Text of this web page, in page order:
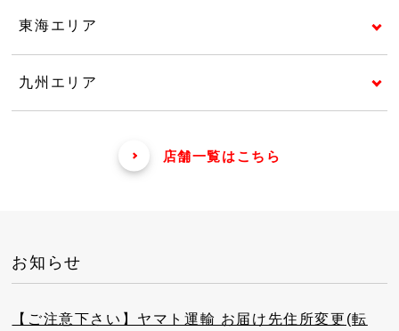
東海エリア
九州エリア
店舗一覧はこちら
お知らせ
【ご注意下さい】ヤマト運輸 お届け先住所変更(転